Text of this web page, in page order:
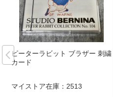
ピーターラビット ブラザー 刺繍
カード
マイストア在庫： 2513